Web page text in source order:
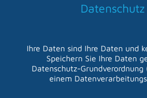
Datenschutz
Ihre Daten sind Ihre Daten und
Speichern Sie Ihre Daten
Datenschutz-Grundverordnung
einem